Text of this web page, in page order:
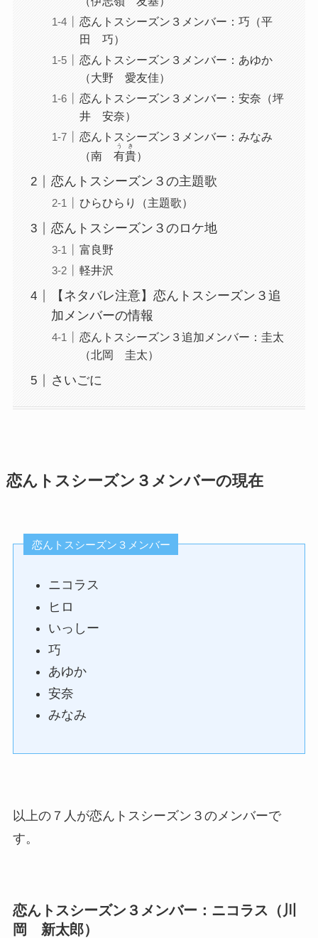
恋んトスシーズン３メンバー：巧（平
田 巧）
恋んトスシーズン３メンバー：あゆか
（大野 愛友佳）
恋んトスシーズン３メンバー：安奈（坪
井 安奈）
恋んトスシーズン３メンバー：みなみ
（南 有貴
うき
）
恋んトスシーズン３の主題歌
ひらひらり（主題歌）
恋んトスシーズン３のロケ地
富良野
軽井沢
【ネタバレ注意】恋んトスシーズン３追
加メンバーの情報
恋んトスシーズン３追加メンバー：圭太
（北岡 圭太）
さいごに
恋んトスシーズン３メンバーの現在
恋んトスシーズン３メンバー
ニコラス
ヒロ
いっしー
巧
あゆか
安奈
みなみ
以上の７人が恋んトスシーズン３のメンバーで
す。
恋んトスシーズン３メンバー：ニコラス（川
岡 新太郎）